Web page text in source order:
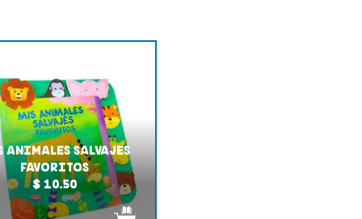
ANIMALES SALVAJES
FAVORITOS
$ 10.50